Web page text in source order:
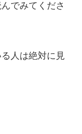
でみてくださ
人は絶対に見